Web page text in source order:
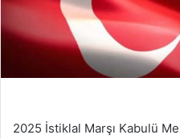
2025 İstiklal Marşı Kabulü